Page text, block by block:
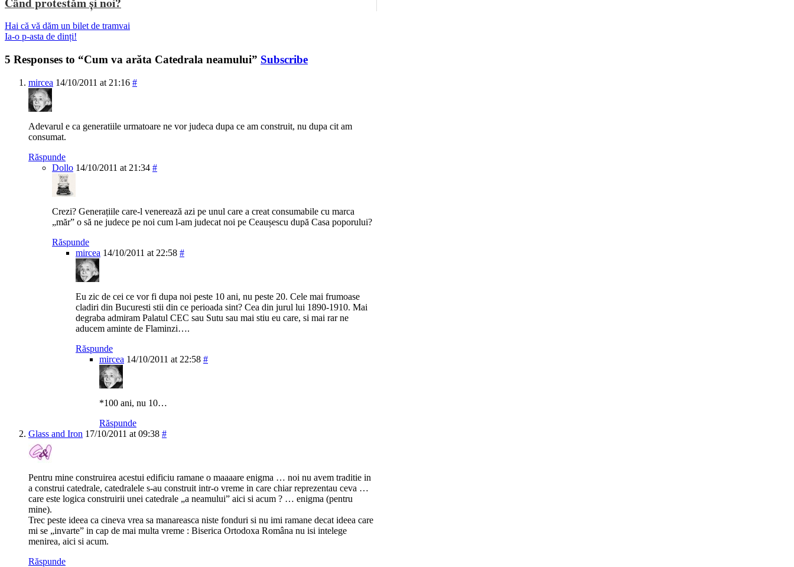
Hai că vă dăm un bilet de tramvai
Ia-o p-asta de dinți!
5 Responses to “Cum va arăta Catedrala neamului” Subscribe
mircea 14/10/2011 at 21:16 #
Adevarul e ca generatiile urmatoare ne vor judeca dupa ce am construit, nu dupa cit am
consumat.
Răspunde
Dollo 14/10/2011 at 21:34 #
Crezi? Generațiile care-l venerează azi pe unul care a creat consumabile cu marca
„măr” o să ne judece pe noi cum l-am judecat noi pe Ceaușescu după Casa poporului?
Răspunde
mircea 14/10/2011 at 22:58 #
Eu zic de cei ce vor fi dupa noi peste 10 ani, nu peste 20. Cele mai frumoase
cladiri din Bucuresti stii din ce perioada sint? Cea din jurul lui 1890-1910. Mai
degraba admiram Palatul CEC sau Sutu sau mai stiu eu care, si mai rar ne
aducem aminte de Flaminzi….
Răspunde
mircea 14/10/2011 at 22:58 #
*100 ani, nu 10…
Răspunde
Glass and Iron 17/10/2011 at 09:38 #
Pentru mine construirea acestui edificiu ramane o maaaare enigma … noi nu avem traditie in
a construi catedrale, catedralele s-au construit intr-o vreme in care chiar reprezentau ceva …
care este logica construirii unei catedrale „a neamului” aici si acum ? … enigma (pentru
mine).
Trec peste ideea ca cineva vrea sa manareasca niste fonduri si nu imi ramane decat ideea care
mi se „invarte” in cap de mai multa vreme : Biserica Ortodoxa Româna nu isi intelege
menirea, aici si acum.
Răspunde